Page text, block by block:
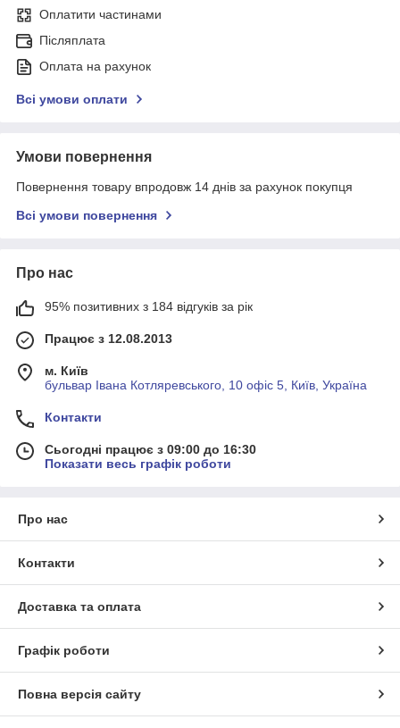
Оплатити частинами
Післяплата
Оплата на рахунок
Всі умови оплати
Умови повернення
Повернення товару впродовж 14 днів за рахунок покупця
Всі умови повернення
Про нас
95% позитивних з 184 відгуків за рік
Працює з 12.08.2013
м. Київ
бульвар Івана Котляревського, 10 офіс 5, Київ, Україна
Контакти
Сьогодні працює з 09:00 до 16:30
Показати весь графік роботи
Про нас
Контакти
Доставка та оплата
Графік роботи
Повна версія сайту